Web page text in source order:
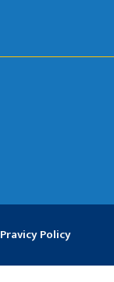
Pravicy Policy